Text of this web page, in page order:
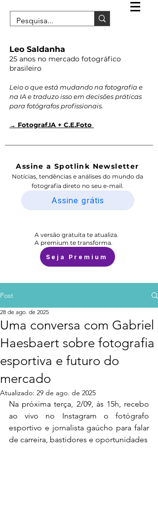
Leo Saldanha
25 anos no mercado fotográfico
brasileiro
Leio o que está mudando na fotografia e
na IA e traduzo isso em decisões práticas
para fotógrafos profissionais.
→ Fotograf.IA + C.E.Foto
Assine a Spotlink Newsletter
Notícias, tendências e análises do mundo da
fotografia direto no seu e-mail.
Assine grátis
A versão gratuita te atualiza.
A premium te transforma.
Seja Premium
Post
Uma conversa com Gabriel
Haesbaert sobre fotografia
esportiva e futuro do
mercado
28 de ago. de 2025
Atualizado: 29 de ago. de 2025
Na próxima terça, 2/09, às 15h, recebo
ao vivo no Instagram o fotógrafo
esportivo e jornalista gaúcho para falar
de carreira, bastidores e oportunidades